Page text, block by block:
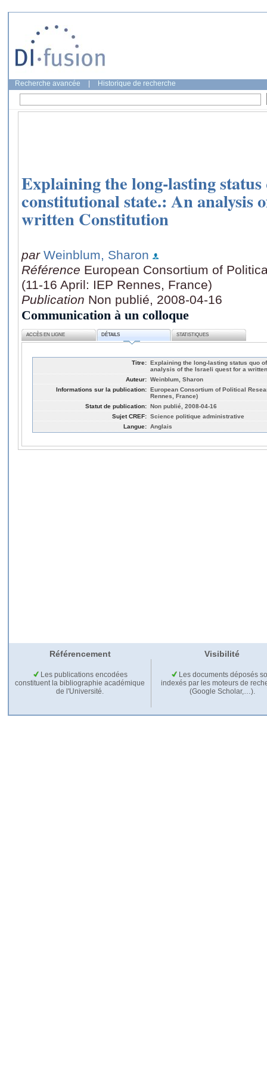
Recherche avancée Historique de recherche
Explaining the long-lasting status
constitutional state.: An analysis
written Constitution
par Weinblum, Sharon
Référence European Consortium of
(11-16 April: IEP Rennes, France)
Publication Non publié, 2008-04-16
Communication à un colloque
ACCÈS EN LIGNE DÉTAILS STATISTIQUES
Titre: Explaining the long-lasting status quo
analysis of the Israeli quest for a
Auteur: Weinblum, Sharon
Informations sur la publication: European Consortium of Political
Rennes, France)
Statut de publication: Non publié, 2008-04-16
Sujet CREF: Science politique administrative
Langue: Anglais
Référencement Visibilité
Les publications encodées
constituent la bibliographie académique
de l'Université.
Les documents déposés
indexés par les moteurs de
(Google Scholar,…).